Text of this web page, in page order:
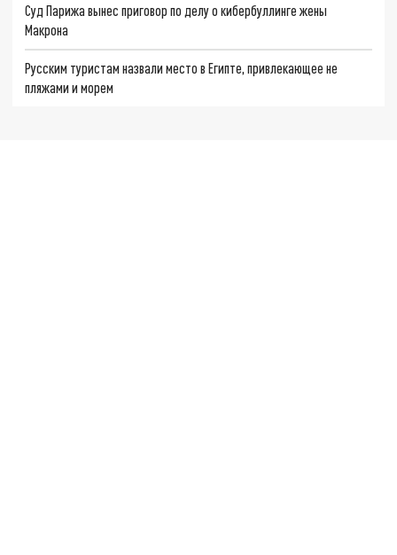
Суд Парижа вынес приговор по делу о кибербуллинге жены
Макрона
Русским туристам назвали место в Египте, привлекающее не
пляжами и морем